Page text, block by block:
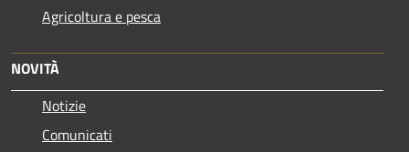
Agricoltura e pesca
NOVITÀ
Notizie
Comunicati